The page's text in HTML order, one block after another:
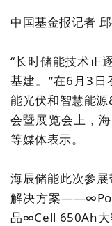
中国基金报记者
“长时储能技术正
基建。 ”在6月3日
能光伏和智慧能
会暨展览会上，
等媒体表示。
海辰储能此次参展
解决方案
品∞Cell 650Ah大